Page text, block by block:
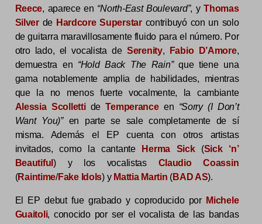
Reece, aparece en “North-East Boulevard”, yThomas
Silverde Hardcore Superstarcontribuyó con un solo
de guitarra maravillosamente fluido para el número. Por
otro lado, el vocalista de Serenity, Fabio D’Amore,
demuestra en “Hold Back The Rain”que tiene una
gama notablemente amplia de habilidades, mientras
que la no menos fuerte vocalmente, la cambiante
Alessia ScollettideTemperanceen “Sorry (I Don’t
Want You)”en parte se sale completamente de sí
misma. Además el EP cuenta con otros artistas
invitados, como la cantante
Herma Sick(Sick ‘n’
Beautiful) y los vocalistas Claudio Coassin
(Raintime/Fake Idols) y Mattia Martin (BAD AS).
El EP debut fue grabado y coproducido por Michele
Guaitoli, conocido por ser el vocalista de las bandas